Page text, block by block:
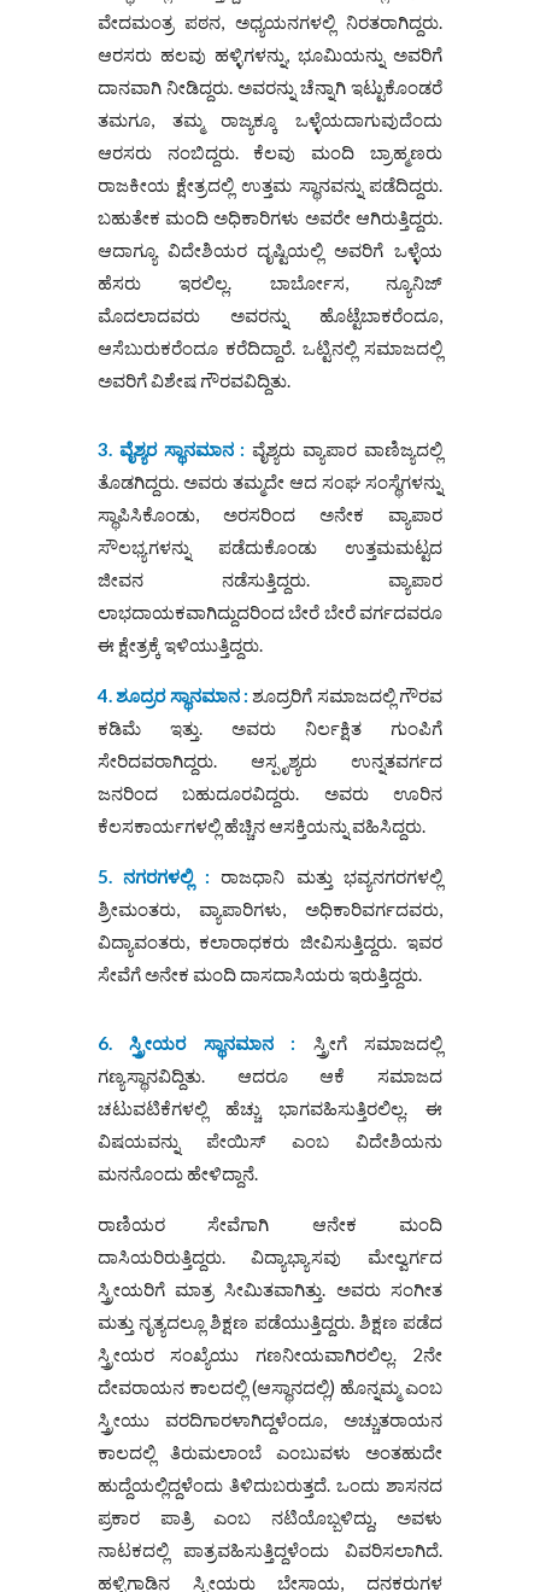
ವೇದಮಂತ್ರ ಪಠನ, ಅಧ್ಯಯನಗಳಲ್ಲಿ ನಿರತರಾಗಿದ್ದರು.
ಆರಸರು ಹಲವು ಹಳ್ಳಿಗಳನ್ನು, ಭೂಮಿಯನ್ನು ಅವರಿಗೆ
ದಾನವಾಗಿ ನೀಡಿದ್ದರು. ಅವರನ್ನು ಚೆನ್ನಾಗಿ ಇಟ್ಟುಕೊಂಡರೆ
ತಮಗೂ, ತಮ್ಮ ರಾಜ್ಯಕ್ಕೂ ಒಳ್ಳೆಯದಾಗುವುದೆಂದು
ಆರಸರು ನಂಬಿದ್ದರು. ಕೆಲವು ಮಂದಿ ಬ್ರಾಹ್ಮಣರು
ರಾಜಕೀಯ ಕ್ಷೇತ್ರದಲ್ಲಿ ಉತ್ತಮ ಸ್ಥಾನವನ್ನು ಪಡೆದಿದ್ದರು.
ಬಹುತೇಕ ಮಂದಿ ಅಧಿಕಾರಿಗಳು ಅವರೇ ಆಗಿರುತ್ತಿದ್ದರು.
ಆದಾಗ್ಯೂ ವಿದೇಶಿಯರ ದೃಷ್ಟಿಯಲ್ಲಿ ಅವರಿಗೆ ಒಳ್ಳೆಯ
ಹೆಸರು ಇರಲಿಲ್ಲ. ಬಾರ್ಬೋಸ, ನ್ಯೂನಿಜ್
ಮೊದಲಾದವರು ಅವರನ್ನು ಹೊಟ್ಟೆಬಾಕರೆಂದೂ,
ಆಸೆಬುರುಕರೆಂದೂ ಕರೆದಿದ್ದಾರೆ. ಒಟ್ಟಿನಲ್ಲಿ ಸಮಾಜದಲ್ಲಿ
ಅವರಿಗೆ ವಿಶೇಷ ಗೌರವವಿದ್ದಿತು.
3. ವೈಶ್ಯರ ಸ್ಥಾನಮಾನ : ವೈಶ್ಯರು ವ್ಯಾಪಾರ ವಾಣಿಜ್ಯದಲ್ಲಿ
ತೊಡಗಿದ್ದರು. ಅವರು ತಮ್ಮದೇ ಆದ ಸಂಘ ಸಂಸ್ಥೆಗಳನ್ನು
ಸ್ಥಾಪಿಸಿಕೊಂಡು, ಅರಸರಿಂದ ಅನೇಕ ವ್ಯಾಪಾರ
ಸೌಲಭ್ಯಗಳನ್ನು ಪಡೆದುಕೊಂಡು ಉತ್ತಮಮಟ್ಟದ
ಜೀವನ ನಡೆಸುತ್ತಿದ್ದರು. ವ್ಯಾಪಾರ
ಲಾಭದಾಯಕವಾಗಿದ್ದುದರಿಂದ ಬೇರೆ ಬೇರೆ ವರ್ಗದವರೂ
ಈ ಕ್ಷೇತ್ರಕ್ಕೆ ಇಳಿಯುತ್ತಿದ್ದರು.
4. ಶೂದ್ರರ ಸ್ಥಾನಮಾನ : ಶೂದ್ರರಿಗೆ ಸಮಾಜದಲ್ಲಿ ಗೌರವ
ಕಡಿಮೆ ಇತ್ತು. ಅವರು ನಿರ್ಲಕ್ಷಿತ ಗುಂಪಿಗೆ
ಸೇರಿದವರಾಗಿದ್ದರು. ಆಸ್ಪೃಶ್ಯರು ಉನ್ನತವರ್ಗದ
ಜನರಿಂದ ಬಹುದೂರವಿದ್ದರು. ಅವರು ಊರಿನ
ಕೆಲಸಕಾರ್ಯಗಳಲ್ಲಿ ಹೆಚ್ಚಿನ ಆಸಕ್ತಿಯನ್ನು ವಹಿಸಿದ್ದರು.
5. ನಗರಗಳಲ್ಲಿ : ರಾಜಧಾನಿ ಮತ್ತು ಭವ್ಯನಗರಗಳಲ್ಲಿ
ಶ್ರೀಮಂತರು, ವ್ಯಾಪಾರಿಗಳು, ಅಧಿಕಾರಿವರ್ಗದವರು,
ವಿದ್ಯಾವಂತರು, ಕಲಾರಾಧಕರು ಜೀವಿಸುತ್ತಿದ್ದರು. ಇವರ
ಸೇವೆಗೆ ಅನೇಕ ಮಂದಿ ದಾಸದಾಸಿಯರು ಇರುತ್ತಿದ್ದರು.
6. ಸ್ತ್ರೀಯರ ಸ್ಥಾನಮಾನ : ಸ್ತ್ರೀಗೆ ಸಮಾಜದಲ್ಲಿ
ಗಣ್ಯಸ್ಥಾನವಿದ್ದಿತು. ಆದರೂ ಆಕೆ ಸಮಾಜದ
ಚಟುವಟಿಕೆಗಳಲ್ಲಿ ಹೆಚ್ಚು ಭಾಗವಹಿಸುತ್ತಿರಲಿಲ್ಲ. ಈ
ವಿಷಯವನ್ನು ಪೇಯಿಸ್ ಎಂಬ ವಿದೇಶಿಯನು
ಮನನೊಂದು ಹೇಳಿದ್ದಾನೆ.
ರಾಣಿಯರ ಸೇವೆಗಾಗಿ ಆನೇಕ ಮಂದಿ
ದಾಸಿಯರಿರುತ್ತಿದ್ದರು. ವಿದ್ಯಾಭ್ಯಾಸವು ಮೇಲ್ವರ್ಗದ
ಸ್ತ್ರೀಯರಿಗೆ ಮಾತ್ರ ಸೀಮಿತವಾಗಿತ್ತು. ಅವರು ಸಂಗೀತ
ಮತ್ತು ನೃತ್ಯದಲ್ಲೂ ಶಿಕ್ಷಣ ಪಡೆಯುತ್ತಿದ್ದರು. ಶಿಕ್ಷಣ ಪಡೆದ
ಸ್ತ್ರೀಯರ ಸಂಖ್ಯೆಯು ಗಣನೀಯವಾಗಿರಲಿಲ್ಲ. 2ನೇ
ದೇವರಾಯನ ಕಾಲದಲ್ಲಿ (ಆಸ್ಥಾನದಲ್ಲಿ) ಹೊನ್ನಮ್ಮ ಎಂಬ
ಸ್ತ್ರೀಯು ವರದಿಗಾರಳಾಗಿದ್ದಳೆಂದೂ, ಅಚ್ಚುತರಾಯನ
ಕಾಲದಲ್ಲಿ ತಿರುಮಲಾಂಬೆ ಎಂಬುವಳು ಅಂತಹುದೇ
ಹುದ್ದೆಯಲ್ಲಿದ್ದಳೆಂದು ತಿಳಿದುಬರುತ್ತದೆ. ಒಂದು ಶಾಸನದ
ಪ್ರಕಾರ ಪಾತ್ರಿ ಎಂಬ ನಟಿಯೊಬ್ಬಳಿದ್ದು, ಅವಳು
ನಾಟಕದಲ್ಲಿ ಪಾತ್ರವಹಿಸುತ್ತಿದ್ದಳೆಂದು ವಿವರಿಸಲಾಗಿದೆ.
ಹಳ್ಳಿಗಾಡಿನ ಸ್ತ್ರೀಯರು ಬೇಸಾಯ, ದನಕರುಗಳ